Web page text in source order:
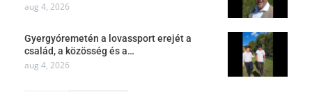
aug 4, 2026
Gyergyóremetén a lovassport erejét a
család, a közösség és a…
aug 4, 2026